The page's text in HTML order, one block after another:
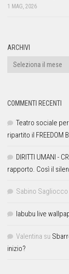
1 MAG, 2026
ARCHIVI
COMMENTI RECENTI
Teatro sociale
ripartito il FREEDOM
DIRITTI UMANI -
rapporto. Così il
Sabino Sagliocco
labubu live
Valentina su
inizio?